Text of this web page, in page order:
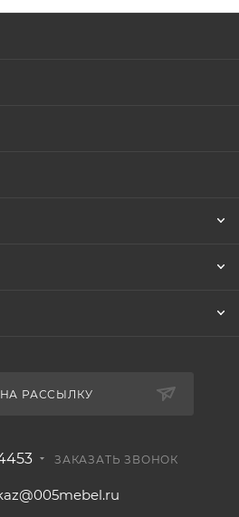
РАССЫЛКУ
ЗАКАЗАТЬ ЗВОНОК